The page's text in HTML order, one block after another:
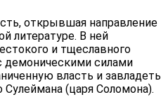
открывшая направление
литературе. В ней
и тщеславного
демоническими силами
власть и завладеть
(царя Соломона).